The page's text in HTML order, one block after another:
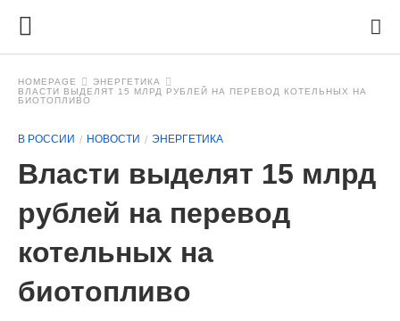
HOMEPAGE
ЭНЕРГЕТИКА
ВЛАСТИ ВЫДЕЛЯТ 15 МЛРД РУБЛЕЙ НА ПЕРЕВОД КОТЕЛЬНЫХ НА
БИОТОПЛИВО
В РОССИИ НОВОСТИ ЭНЕРГЕТИКА
Власти выделят 15 млрд
рублей на перевод
котельных на
биотопливо